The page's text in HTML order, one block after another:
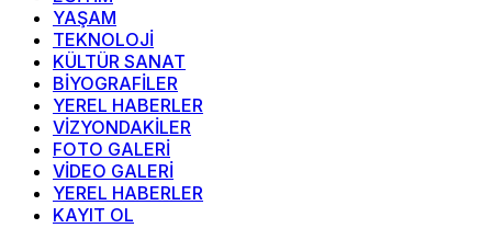
YAŞAM
TEKNOLOJİ
KÜLTÜR SANAT
BİYOGRAFİLER
YEREL HABERLER
VİZYONDAKİLER
FOTO GALERİ
VİDEO GALERİ
YEREL HABERLER
KAYIT OL